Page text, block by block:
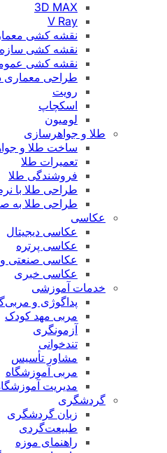
3D MAX
V Ray
نقشه کشی
نقشه کشی سازه
نقشه کشی
طراحی معماری
رویت
اسکچاپ
لومیون
طلا و جواهرسازی
ساخت طلا و
تعمیرات طلا
فروشندگی طلا
طراحی طلا با
طراحی طلا به
عکاسی
عکاسی دیجیتال
عکاسی پرتره
عکاسی صنعتی و
عکاسی خبری
خدمات آموزشی
پداگوژی و
مربی مهد کودک
آزمونگری
تندخوانی
مشاور تأسیس
مربی آموزشگاه
مدیریت
گردشگری
زبان گردشگری
طبیعت‌گردی
راهنمای موزه